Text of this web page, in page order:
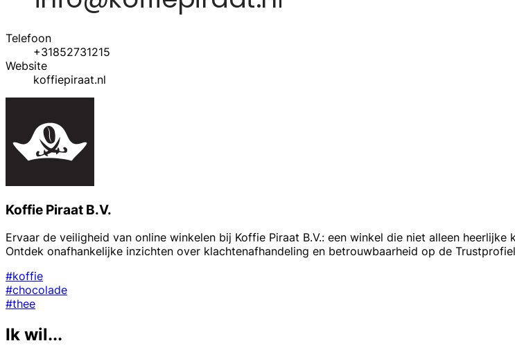
Telefoon
+31852731215
Website
koffiepiraat.nl
Koffie Piraat B.V.
Ervaar de veiligheid van online winkelen bij Koffie Piraat B.V.: een winkel die niet alleen
Ontdek onafhankelijke inzichten over klachtenafhandeling en betrouwbaarheid op de
#koffie
#chocolade
#thee
Ik wil...